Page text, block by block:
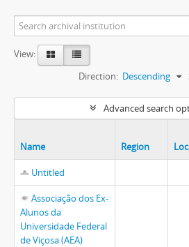
View:
Direction: Descending
Advanced search
Name Region
Untitled
Associação dos Ex-
Alunos da
Universidade Federal
de Viçosa (AEA)